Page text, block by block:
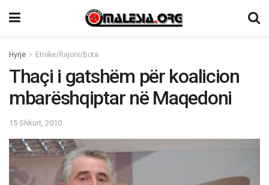
Hyrje Etnike/Rajoni/Bota
Thaçi i gatshëm për koalicion
mbarëshqiptar në Maqedoni
15 Shkurt, 2010